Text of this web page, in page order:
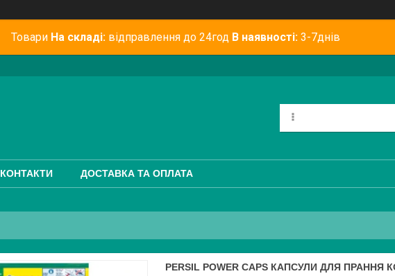
Товари На складі: відправлення до 24год В наявності: 3-7днів
КОНТАКТИ ДОСТАВКА ТА ОПЛАТА
PERSIL POWER CAPS КАПСУЛИ ДЛЯ